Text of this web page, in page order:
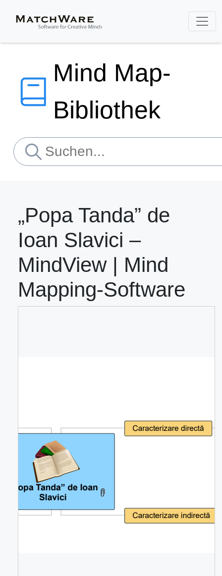
Mind Map-
Bibliothek
„Popa Tanda” de
Ioan Slavici –
MindView | Mind
Mapping-Software